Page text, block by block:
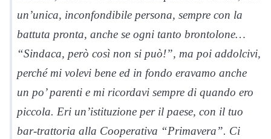
un’unica, inconfondibile persona, sempre con la
battuta pronta, anche se ogni tanto brontolone…
“Sindaca, però così non si può!”, ma poi addolcivi,
perché mi volevi bene ed in fondo eravamo anche
un po’ parenti e mi ricordavi sempre di quando ero
piccola. Eri un’istituzione per il paese, con il tuo
bar-trattoria alla Cooperativa “Primavera”. Ci